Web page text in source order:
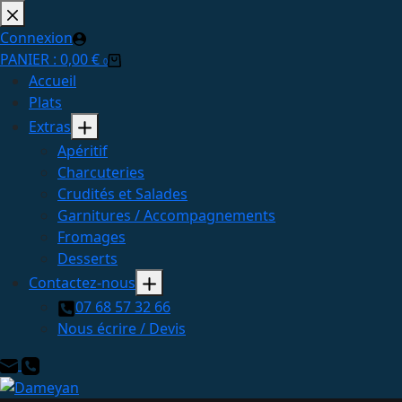
Passer
au
contenu
Connexion
PANIER : 0,00€ 0
Accueil
Plats
Extras
Apéritif
Charcuteries
Crudités et Salades
Garnitures / Accompagnements
Fromages
Desserts
Contactez-nous
07 68 57 32 66
Nous écrire / Devis